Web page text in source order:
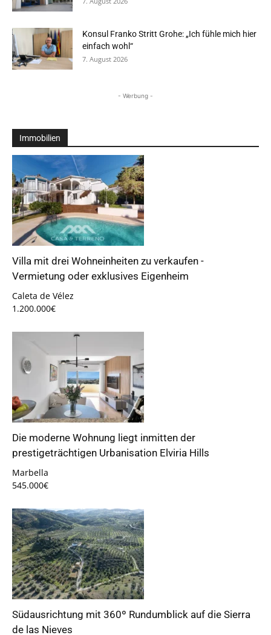
Konsul Franko Stritt Grohe: „Ich fühle mich hier
einfach wohl“
7. August 2026
- Werbung -
Immobilien
Villa mit drei Wohneinheiten zu verkaufen -
Vermietung oder exklusives Eigenheim
Caleta de Vélez
1.200.000€
Die moderne Wohnung liegt inmitten der
prestigeträchtigen Urbanisation Elviria Hills
Marbella
545.000€
Südausrichtung mit 360º Rundumblick auf die Sierra
de las Nieves